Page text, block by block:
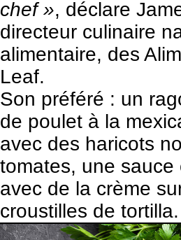
chef », déclare
directeur culinaire
alimentaire, des
Leaf.
Son préféré : un
de poulet à la
avec des haricots
tomates, une sauce
avec de la crème
croustilles de tortilla.